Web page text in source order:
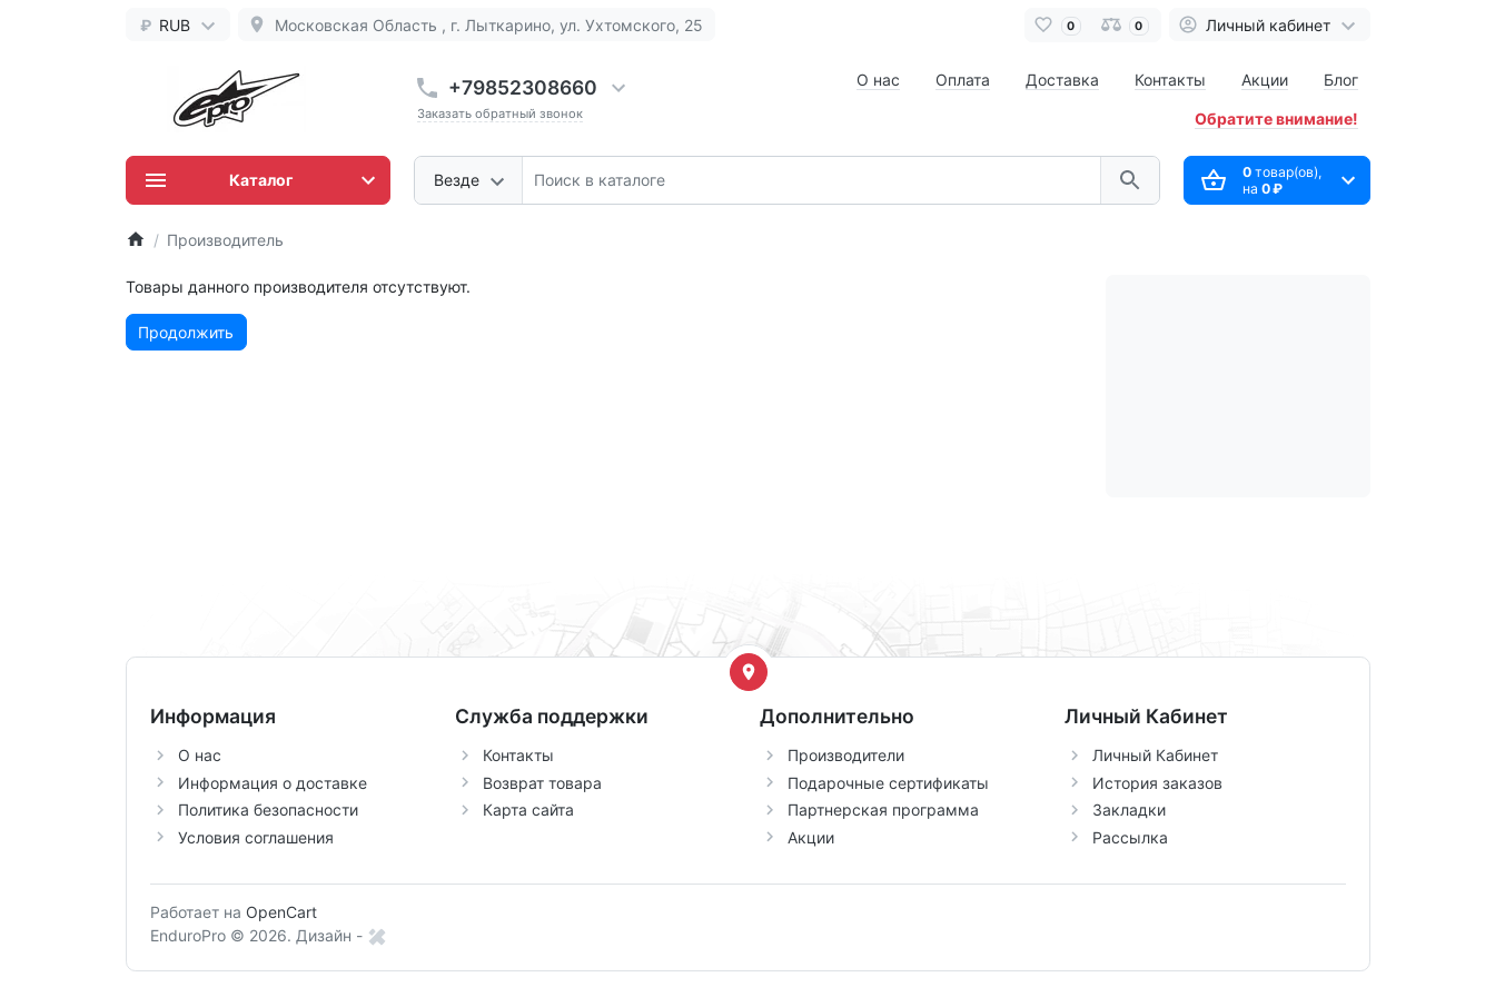
₽ RUB Московская Область , г. Лыткарино, ул. Ухтомского, 25 0 0 Личный кабинет
+79852308660
Заказать обратный звонок
Везде
О нас Оплата Доставка Контакты Акции Блог
Обратите внимание!
0товар(ов),
на 0 ₽
Каталог
Производитель
Товары данного производителя отсутствуют.
Продолжить
Информация
О нас
Информация о доставке
Политика безопасности
Условия соглашения
Служба поддержки
Контакты
Возврат товара
Карта сайта
Дополнительно
Производители
Подарочные сертификаты
Партнерская программа
Акции
Личный Кабинет
Личный Кабинет
История заказов
Закладки
Рассылка
Работает на OpenCart
EnduroPro © 2026. Дизайн -